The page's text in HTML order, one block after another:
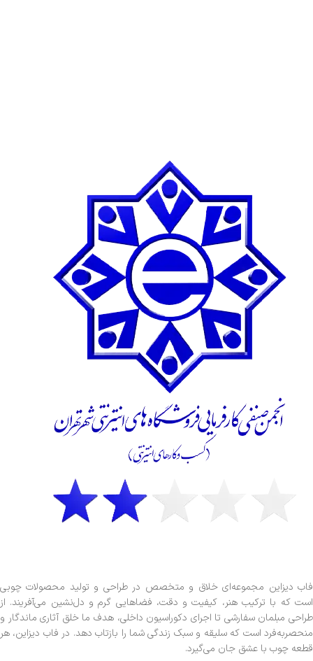
فاب دیزاین مجموعه‌ای خلاق و متخصص در طراحی و تولید محصولات چوبی
است که با ترکیب هنر، کیفیت و دقت، فضاهایی گرم و دل‌نشین می‌آفریند. از
طراحی مبلمان سفارشی تا اجرای دکوراسیون داخلی، هدف ما خلق آثاری ماندگار و
منحصربه‌فرد است که سلیقه و سبک زندگی شما را بازتاب دهد. در فاب دیزاین، هر
قطعه چوب با عشق جان می‌گیرد.